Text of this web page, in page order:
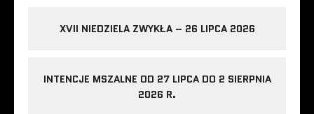
XVII NIEDZIELA ZWYKŁA – 26 LIPCA 2026
INTENCJE MSZALNE OD 27 LIPCA DO 2 SIERPNIA
2026 R.